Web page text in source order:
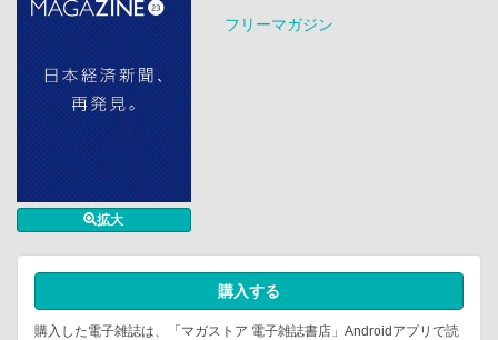
拡大
フリーマガジン
購入する
購入した電子雑誌は、「マガストア 電子雑誌書店」Androidアプリで読